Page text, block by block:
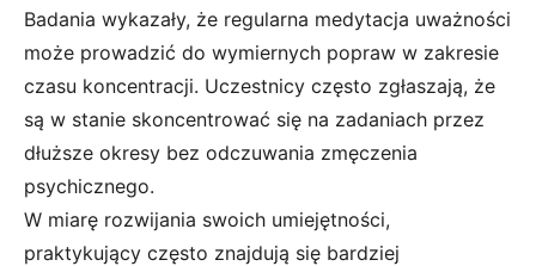
Badania wykazały, że regularna medytacja uważności
może prowadzić do wymiernych popraw w zakresie
czasu koncentracji. Uczestnicy często zgłaszają, że
są w stanie skoncentrować się na zadaniach przez
dłuższe okresy bez odczuwania zmęczenia
psychicznego.
W miarę rozwijania swoich umiejętności,
praktykujący często znajdują się bardziej